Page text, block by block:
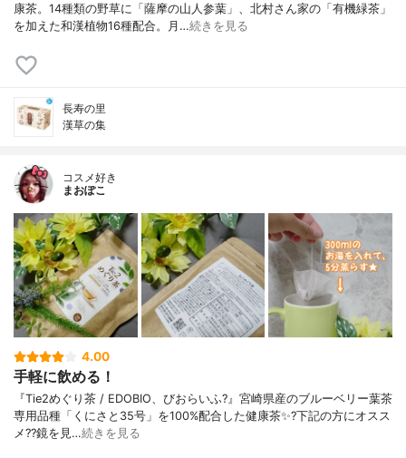
康茶。14種類の野草に「薩摩の山人参葉」、北村さん家の「有機緑茶」
を加えた和漢植物16種配合。月…続きを見る
長寿の里
漢草の集
コスメ好き
まおぽこ
4.00
手軽に飲める！
『Tie2めぐり茶 / EDOBIO、びおらいふ?』宮崎県産のブルーベリー葉茶
専用品種「くにさと35号」を100%配合した健康茶✨?下記の方にオスス
メ??鏡を見…続きを見る